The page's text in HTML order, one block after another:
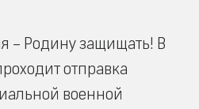
– Родину защищать! В
отправка
военной